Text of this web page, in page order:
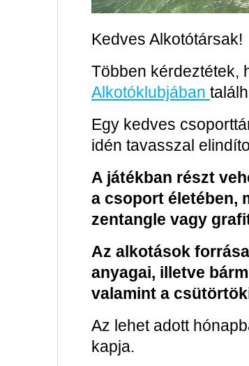
Kedves Alkotótársak!
Többen kérdeztétek,
Alkotóklubjában
Egy kedves
idén tavasszal
A játékban részt
a csoport életében,
zentangle vagy
Az alkotások
anyagai, illetve
valamint a
Az lehet adott
kapja.